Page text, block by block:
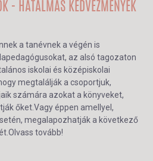
- HATALMAS KEDVEZMÉNYEK
a tanévnek a végén is
az alsó tagozaton
iskolai és középiskolai
megtalálják a csoportjuk,
számára azokat a könyveket,
őket.Vagy éppen amellyel,
megalapozhatják a következő
tovább!